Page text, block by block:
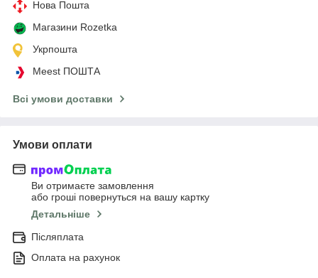
Нова Пошта
Магазини Rozetka
Укрпошта
Meest ПОШТА
Всі умови доставки
Умови оплати
Ви отримаєте замовлення
або гроші повернуться на вашу картку
Детальніше
Післяплата
Оплата на рахунок